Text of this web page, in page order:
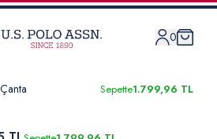
0
Sepette1.799,96 TL